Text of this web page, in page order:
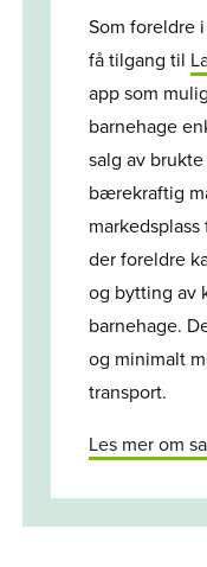
Som foreldre
få tilgang til
app som
barnehage
salg av
bærekraftig
der foreldre
og bytting av
barnehage.
og minimalt
transport.
Les mer om